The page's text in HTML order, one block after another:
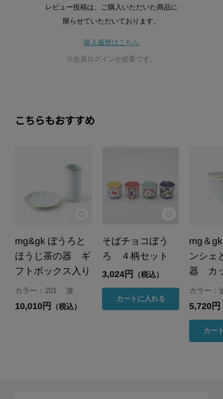
レビュー投稿は、ご購入いただいた商品に
限らせていただいております。
購入履歴はこちら
※会員ログインが必要です。
こちらもおすすめ
mg&gk ぼうろと
ほうじ茶の器 ギ
フトボックス入り
カラー：201 波
10,010円 （税込）
そばチョコぼう
ろ ４柄セット
3,024円 （税込）
カートに入れる
mg＆
ンシェ
器 カ
カラー：
5,720円
カー